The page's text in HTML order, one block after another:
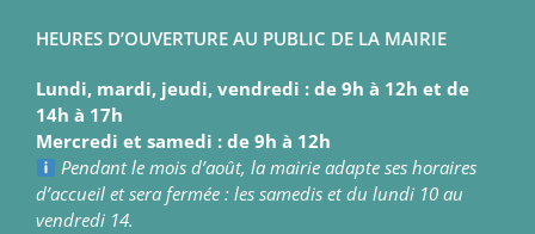
HEURES D’OUVERTURE AU PUBLIC DE LA MAIRIE
Lundi, mardi, jeudi, vendredi : de 9h à 12h et de
14h à 17h
Mercredi et samedi : de 9h à 12h
Pendant le mois d’août, la mairie adapte ses horaires
d’accueil et sera fermée : les samedis et du lundi 10 au
vendredi 14.